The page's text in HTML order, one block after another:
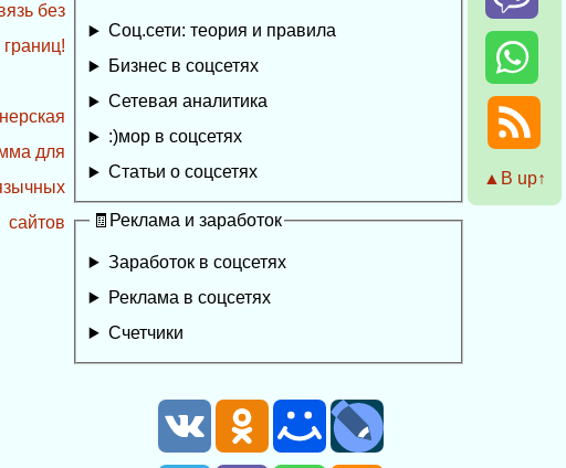
без
границ!
для
сайтов
▲Β up↑
Соц.сети: теория и правила
Бизнес в соцсетях
Сетевая аналитика
:)мор в соцсетях
Статьи о соцсетях
🧾Реклама и заработок
Заработок в соцсетях
Реклама в соцсетях
Счетчики